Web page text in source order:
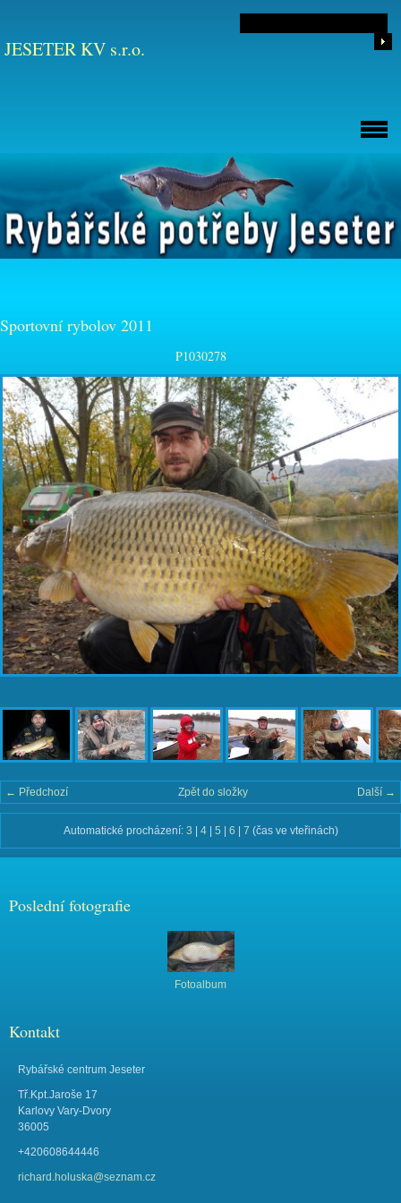
JESETER KV s.r.o.
Sportovní rybolov 2011
P1030278
← Předchozí Další →
Zpět do složky
Automatické procházení: 3 | 4| 5 | 6 | 7 (čas ve vteřinách)
Poslední fotografie
Fotoalbum
Kontakt
Rybářské centrum Jeseter
Tř.Kpt.Jaroše 17
Karlovy Vary-Dvory
36005
+420608644446
richard.holuska@seznam.cz